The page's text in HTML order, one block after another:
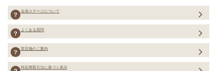
会員ステージについて
よくある質問
実店舗のご案内
特定商取引法に基づく表示